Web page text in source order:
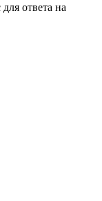
ответа на